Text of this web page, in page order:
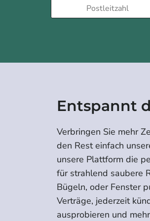
Entspannt
Verbringen Sie mehr
den Rest einfach
unsere Plattform die
für strahlend saubere
Bügeln, oder Fenster
Verträge, jederzeit
ausprobieren und